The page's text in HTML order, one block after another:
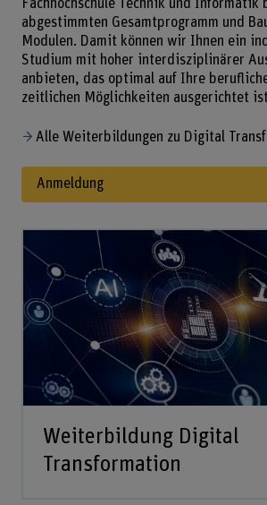
Fachhochschule Technik und Informatik
abgestimmten Gesamtprogramm und
Modulen. Damit können wir Ihnen ein
Studium mit hoher interdisziplinärer
anbieten, das optimal auf Ihre
zeitlichen Möglichkeiten ausgerichtet
Alle Weiterbildungen zu Digital
Anmeldung
Weiterbildung Digital
Transformation